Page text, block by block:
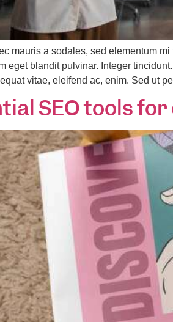
mauris a sodales, sed elementum
eget blandit pulvinar. Integer
vitae, eleifend ac, enim. Sed ut
SEO tools